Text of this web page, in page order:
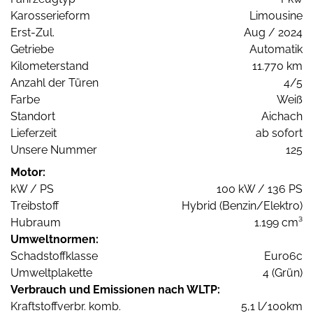
Karosserieform
Limousine
Erst-Zul.
Aug / 2024
Getriebe
Automatik
Kilometerstand
11.770 km
Anzahl der Türen
4/5
Farbe
Weiß
Standort
Aichach
Lieferzeit
ab sofort
Unsere Nummer
125
Motor:
kW / PS
100 kW / 136 PS
Treibstoff
Hybrid (Benzin/Elektro)
Hubraum
1.199 cm³
Umweltnormen:
Schadstoffklasse
Euro6c
Umweltplakette
4 (Grün)
Verbrauch und Emissionen nach WLTP:
Kraftstoffverbr. komb.
5,1 l/100km